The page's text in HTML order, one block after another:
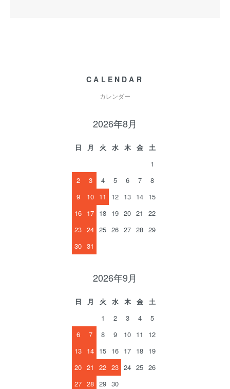
CALENDAR
カレンダー
2026年8月
日 月 火 水 木 金
土
1
2
3 4 5 6 7
8
9
10 11 12 13 14 15
16 17 18 19 20 21
22
23 24 25 26 27 28 29
30 31
2026年9月
日 月 火 水 木 金
土
1
2 3 4
5
6
7 8 9 10 11
12
13 14 15 16 17 18 19
20 21 22 23 24 25 26
27 28 29 30